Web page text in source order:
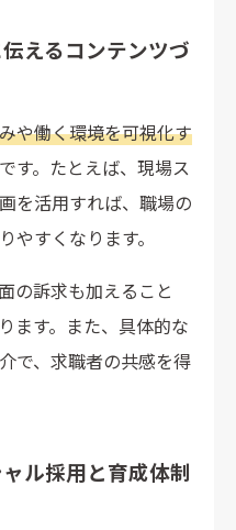
えるコンテンツづ
や働く環境を可視化す
です。たとえば、現場ス
を活用すれば、職場の
やすくなります。
の訴求も加えること
ます。また、具体的な
で、求職者の共感を得
ル採用と育成体制